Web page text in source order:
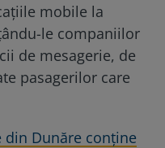
mobile la
le companiilor
de mesagerie, de
pasagerilor care
din Dunăre conține